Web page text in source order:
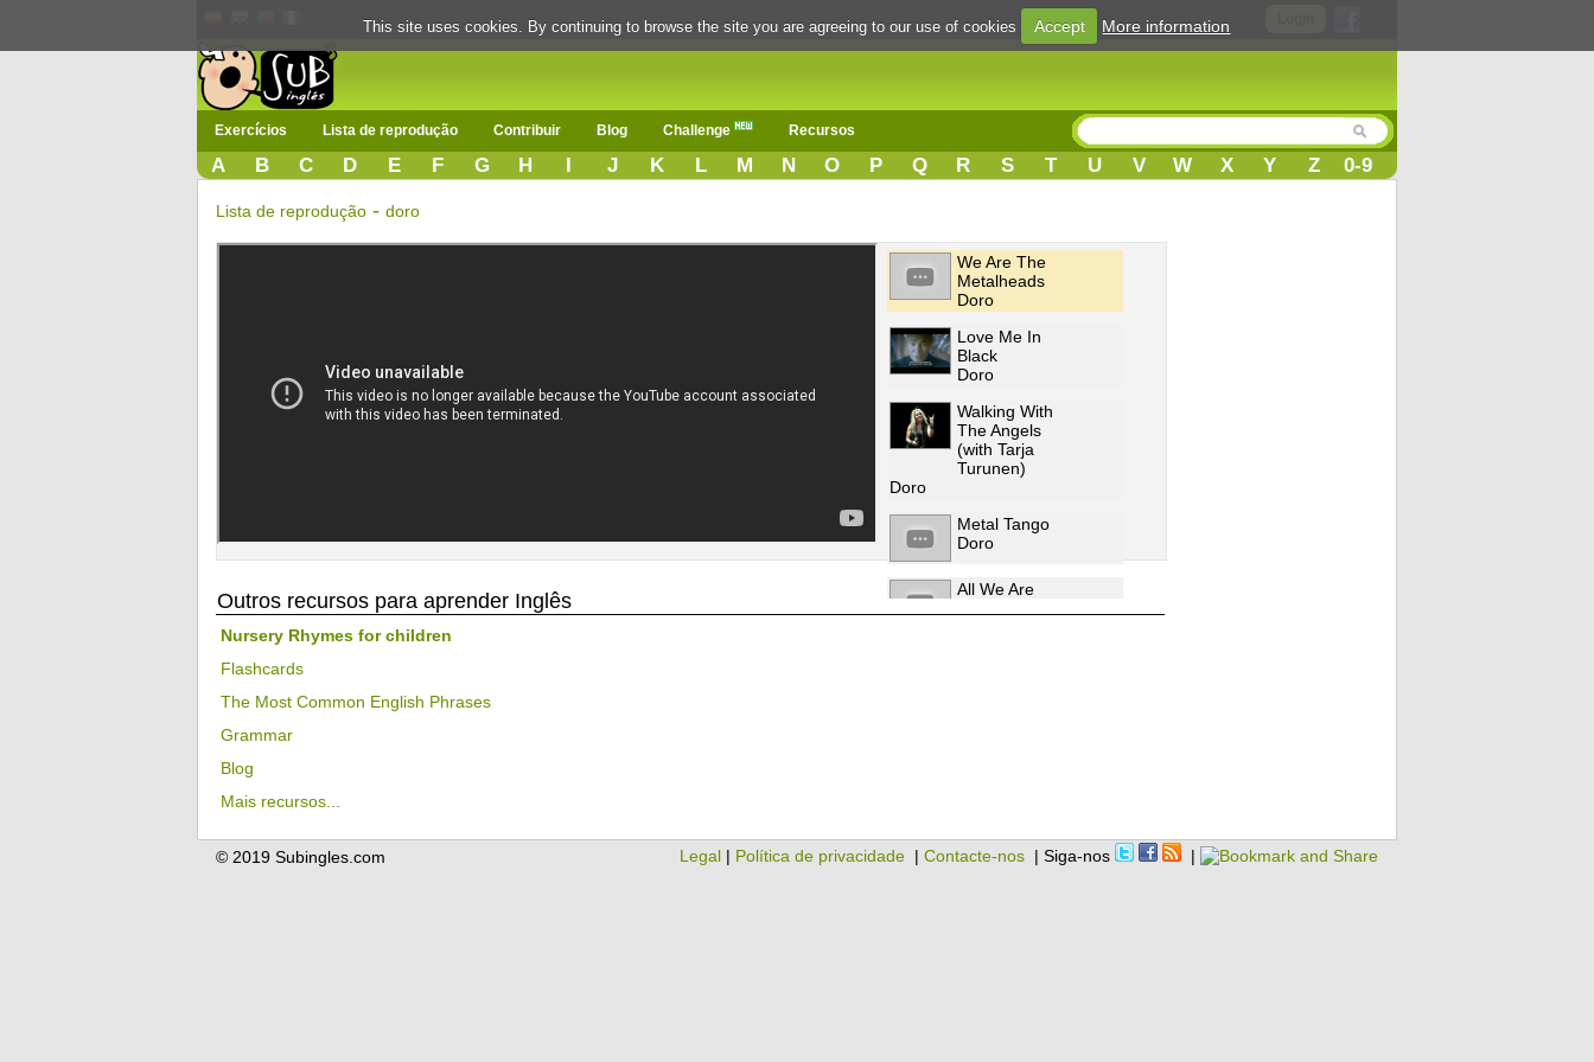
Exercícios Lista de reprodução Contribuir Blog Challenge Recursos
A B C D E F G H I J K L M N O P Q R S T U V W X Y Z 0-9
Lista de reprodução - doro
We Are The
Metalheads
Doro
Love Me In
Black
Doro
Walking With
The Angels
(with Tarja
Turunen)
Doro
Metal Tango
Doro
All We Are
Outros recursos para aprender Inglês
Nursery Rhymes for children
Flashcards
The Most Common English Phrases
Grammar
Blog
Mais recursos...
Legal | Política de privacidade | Contacte-nos | Siga-nos |
© 2019 Subingles.com
This site uses cookies. By continuing to browse the site you are agreeing to our use of cookies Accept More information